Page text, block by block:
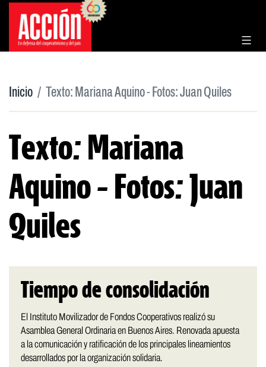
Saltar
contenido
Inicio Texto: Mariana Aquino - Fotos: Juan Quiles
Texto: Mariana
Aquino - Fotos: Juan
Quiles
Tiempo de consolidación
El Instituto Movilizador de Fondos Cooperativos realizó su
Asamblea General Ordinaria en Buenos Aires. Renovada apuesta
a la comunicación y ratificación de los principales lineamientos
desarrollados por la organización solidaria.